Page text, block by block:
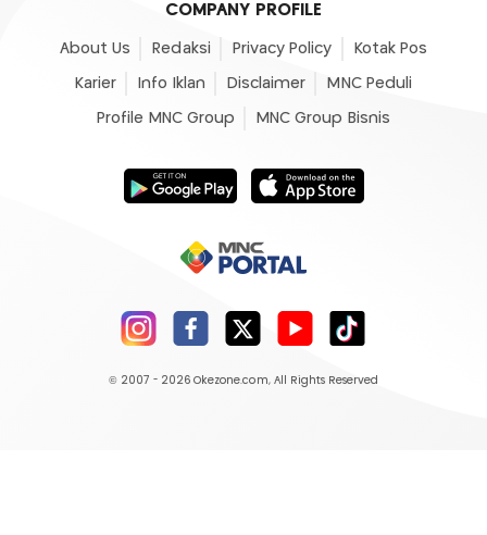
COMPANY PROFILE
About Us Redaksi Privacy Policy Kotak Pos
Karier Info Iklan Disclaimer MNC Peduli
Profile MNC Group MNC Group Bisnis
© 2007 - 2026 Okezone.com, All Rights Reserved